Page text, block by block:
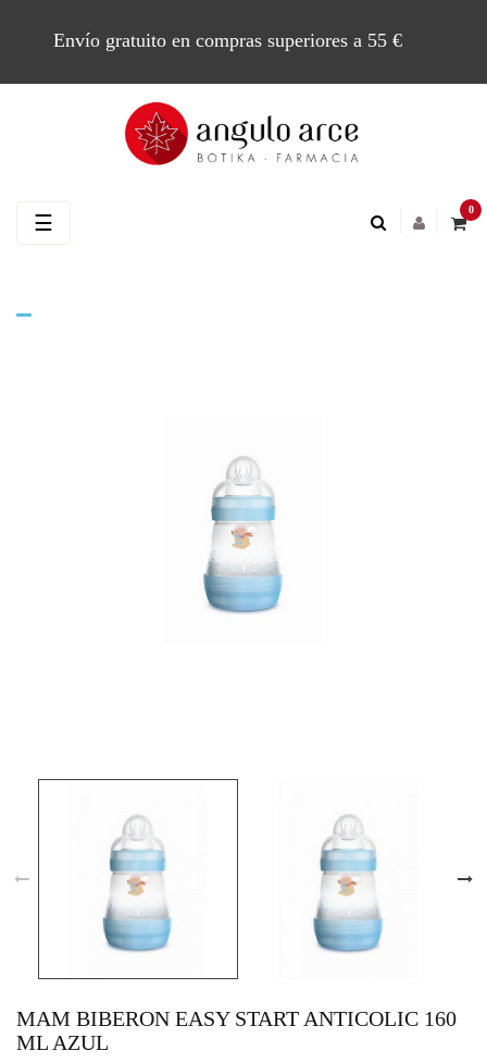
Envío gratuito en compras superiores a 55 €
0
Navegación
☰
MAM BIBERON EASY START ANTICOLIC 160
ML AZUL